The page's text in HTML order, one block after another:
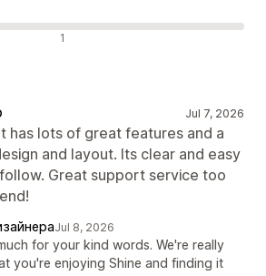
1
Jul 7, 2026
has lots of great features and a
and layout. Its clear and easy
Great support service too
Jul 8, 2026
for your kind words. We're really
you're enjoying Shine and finding it